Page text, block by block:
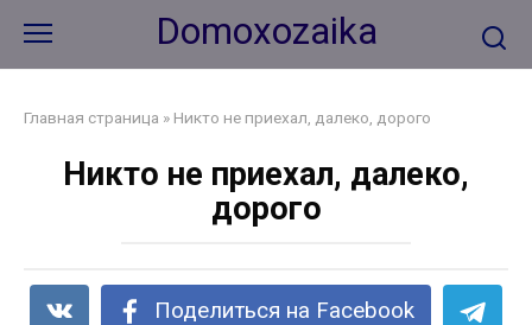
контенту
Domoxozaika
Главная страница » Никто не приехал, далеко, дорого
Никто не приехал, далеко,
дорого
Поделиться на Facebook